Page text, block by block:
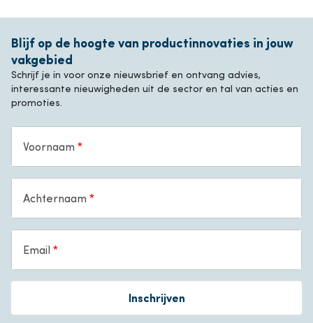
Blijf op de hoogte van productinnovaties in jouw
vakgebied
Schrijf je in voor onze nieuwsbrief en ontvang advies,
interessante nieuwigheden uit de sector en tal van acties en
promoties.
Voornaam
Achternaam
Email
Inschrijven